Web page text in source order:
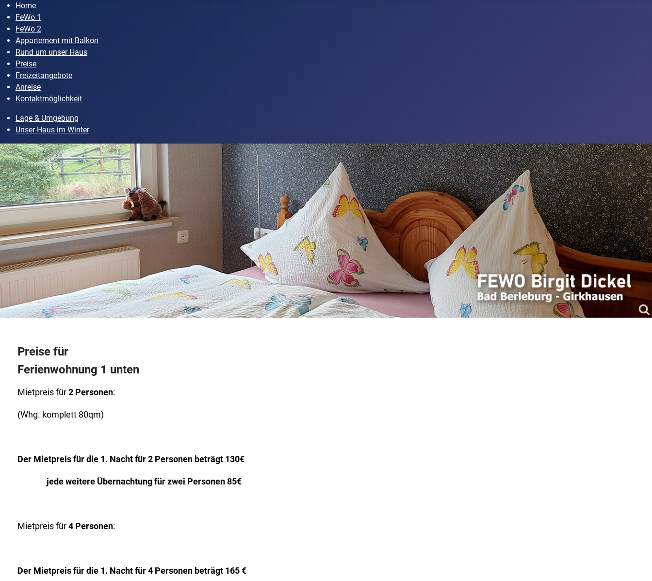
Home
FeWo 1
FeWo 2
Appartement mit Balkon
Rund um unser Haus
Preise
Freizeitangebote
Anreise
Kontaktmöglichkeit
Lage & Umgebung
Unser Haus im Winter
Preise für
Ferienwohnung 1 unten
Mietpreis für 2 Personen:
(Whg. komplett 80qm)
Der Mietpreis für die 1. Nacht für 2 Personen beträgt 130€
jede weitere Übernachtung für zwei Personen 85€
Mietpreis für 4 Personen:
Der Mietpreis für die 1. Nacht für 4 Personen beträgt 165 €